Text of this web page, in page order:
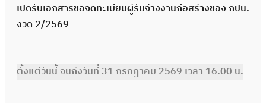
เปิดรับเอกสารขอจดทะเบียนผู้รับจ้างงานก่อสร้างของ กปน.
งวด 2/2569
ตั้งแต่วันนี้ จนถึงวันที่ 31 กรกฎาคม 2569 เวลา 16.00 น.